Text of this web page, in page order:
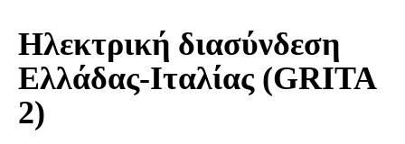
Ηλεκτρική διασύνδεση
Ελλάδας-Ιταλίας (GRITA
2)